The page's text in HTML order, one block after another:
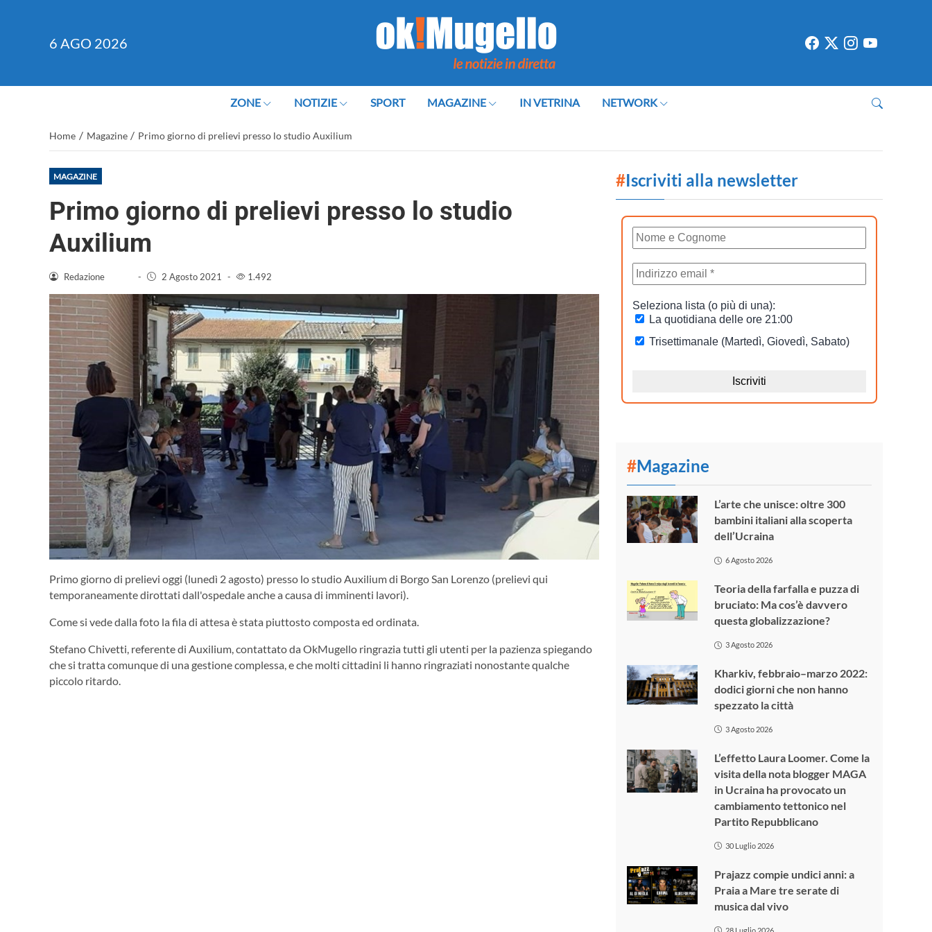
6 AGO 2026
ZONE NOTIZIE SPORT MAGAZINE IN VETRINA NETWORK
Home / Magazine / Primo giorno di prelievi presso lo studio Auxilium
MAGAZINE
Primo giorno di prelievi presso lo studio
Auxilium
Redazione - 2 Agosto 2021 - 1.492
Primo giorno di prelievi oggi (lunedì 2 agosto) presso lo studio Auxilium di Borgo San Lorenzo (prelievi qui
temporaneamente dirottati dall'ospedale anche a causa di imminenti lavori).
Come si vede dalla foto la fila di attesa è stata piuttosto composta ed ordinata.
Stefano Chivetti, referente di Auxilium, contattato da OkMugello ringrazia tutti gli utenti per la pazienza spiegando
che si tratta comunque di una gestione complessa, e che molti cittadini li hanno ringraziati nonostante qualche
piccolo ritardo.
#Iscriviti alla newsletter
#Magazine
L’arte che unisce: oltre 300
bambini italiani alla scoperta
dell’Ucraina
6 Agosto 2026
Teoria della farfalla e puzza di
bruciato: Ma cos’è davvero
questa globalizzazione?
3 Agosto 2026
Kharkiv, febbraio–marzo 2022:
dodici giorni che non hanno
spezzato la città
3 Agosto 2026
L’effetto Laura Loomer. Come la
visita della nota blogger MAGA
in Ucraina ha provocato un
cambiamento tettonico nel
Partito Repubblicano
30 Luglio 2026
Prajazz compie undici anni: a
Praia a Mare tre serate di
musica dal vivo
28 Luglio 2026